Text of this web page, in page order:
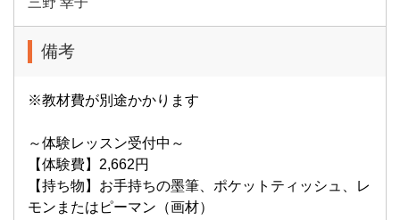
備考
※教材費が別途かかります
～体験レッスン受付中～
【体験費】2,662円
【持ち物】お手持ちの墨筆、ポケットティッシュ、レ
モンまたはピーマン（画材）